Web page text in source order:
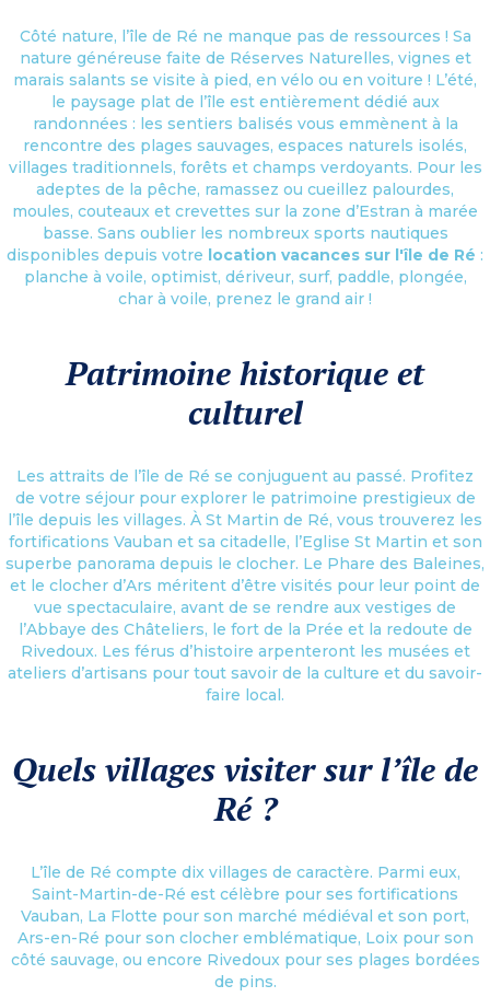
Côté nature, l’île de Ré ne manque pas de ressources ! Sa
nature généreuse faite de Réserves Naturelles, vignes et
marais salants se visite à pied, en vélo ou en voiture ! L’été,
le paysage plat de l’île est entièrement dédié aux
randonnées : les sentiers balisés vous emmènent à la
rencontre des plages sauvages, espaces naturels isolés,
villages traditionnels, forêts et champs verdoyants. Pour les
adeptes de la pêche, ramassez ou cueillez palourdes,
moules, couteaux et crevettes sur la zone d’Estran à marée
basse. Sans oublier les nombreux sports nautiques
disponibles depuis votre location vacances sur l'île de Ré :
planche à voile, optimist, dériveur, surf, paddle, plongée,
char à voile, prenez le grand air !
Patrimoine historique et
culturel
Les attraits de l’île de Ré se conjuguent au passé. Profitez
de votre séjour pour explorer le patrimoine prestigieux de
l’île depuis les villages. À St Martin de Ré, vous trouverez les
fortifications Vauban et sa citadelle, l’Eglise St Martin et son
superbe panorama depuis le clocher. Le Phare des Baleines,
et le clocher d’Ars méritent d’être visités pour leur point de
vue spectaculaire, avant de se rendre aux vestiges de
l’Abbaye des Châteliers, le fort de la Prée et la redoute de
Rivedoux. Les férus d’histoire arpenteront les musées et
ateliers d’artisans pour tout savoir de la culture et du savoir-
faire local.
Quels villages visiter sur l’île de
Ré ?
L’île de Ré compte dix villages de caractère. Parmi eux,
Saint-Martin-de-Ré est célèbre pour ses fortifications
Vauban, La Flotte pour son marché médiéval et son port,
Ars-en-Ré pour son clocher emblématique, Loix pour son
côté sauvage, ou encore Rivedoux pour ses plages bordées
de pins.